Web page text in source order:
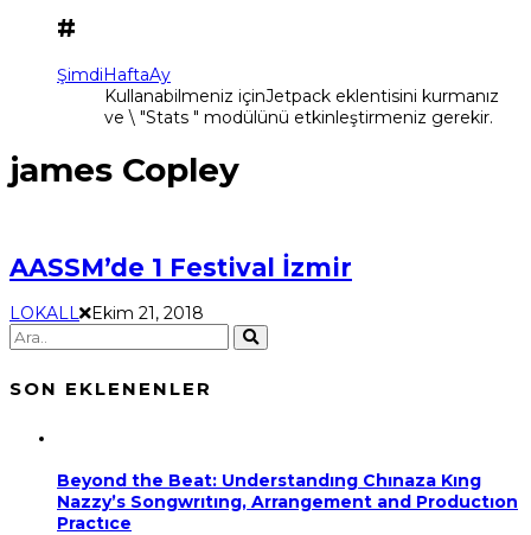
#
ŞimdiHaftaAy
Kullanabilmeniz içinJetpack eklentisini kurmanız
ve \ "Stats " modülünü etkinleştirmeniz gerekir.
james Copley
AASSM’de 1 Festival İzmir
LOKALL Ekim 21, 2018
SON EKLENENLER
Beyond the Beat: Understandıng Chınaza Kıng
Nazzy’s Songwrıtıng, Arrangement and Productıon
Practıce